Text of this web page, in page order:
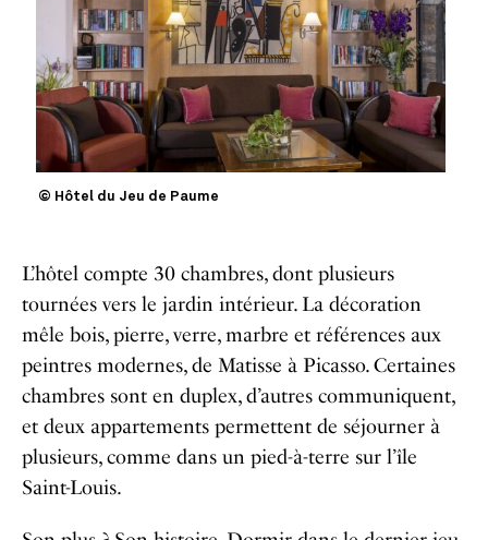
© Hôtel du Jeu de Paume
L’hôtel compte 30 chambres, dont plusieurs
tournées vers le jardin intérieur. La décoration
mêle bois, pierre, verre, marbre et références aux
peintres modernes, de Matisse à Picasso. Certaines
chambres sont en duplex, d’autres communiquent,
et deux appartements permettent de séjourner à
plusieurs, comme dans un pied-à-terre sur l’île
Saint-Louis.